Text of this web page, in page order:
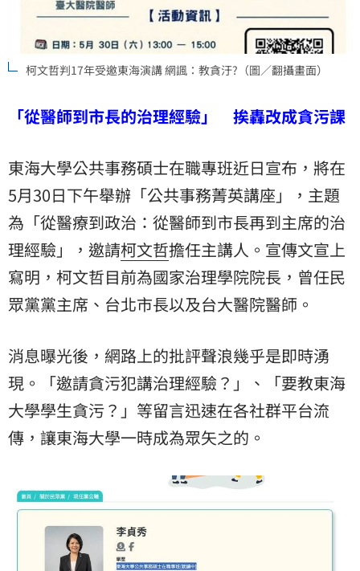
柯文哲判17年受邀東海演講 網諷：教貪汙?（圖／翻攝畫面）
「從醫師到市長的治理經驗」 挨轟改成貪污課
東海大學公共事務碩士在職專班近日宣布，將在
5月30日下午舉辦「公共事務菁英講座」，主題
為「從醫療到政治：從醫師到市長再到主席的治
理經驗」，邀請柯文哲擔任主講人。宣傳文宣上
寫明，柯文哲目前為國家治理學院院長，曾任民
眾黨黨主席、台北市長以及台大醫院醫師。
消息曝光後，網路上的批評聲浪幾乎是即時湧
現。「邀請貪污犯講治理經驗？」、「要教東海
大學學生貪污？」等留言迅速在各社群平台流
傳，讓東海大學一時成為眾矢之的。